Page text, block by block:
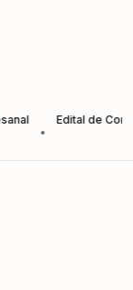
Edital de